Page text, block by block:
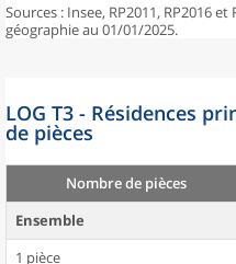
Sources : Insee, RP2011, RP2016
géographie au 01/01/2025.
LOG T3 - Résidences
de pièces
Nombre de pièces
Ensemble
1 pièce